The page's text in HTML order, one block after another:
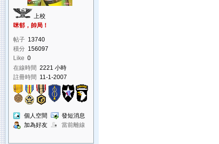
上校
咪郁，帥局！
帖子 13740
積分 156097
Like 0
在線時間 2221 小時
註冊時間 11-1-2007
個人空間
發短消息
加為好友
當前離線